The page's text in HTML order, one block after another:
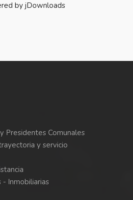
by jDownloads
Presidentes Comunales
y servicio
Inmobiliarias